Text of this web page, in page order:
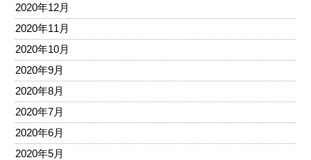
2020年12月
2020年11月
2020年10月
2020年9月
2020年8月
2020年7月
2020年6月
2020年5月